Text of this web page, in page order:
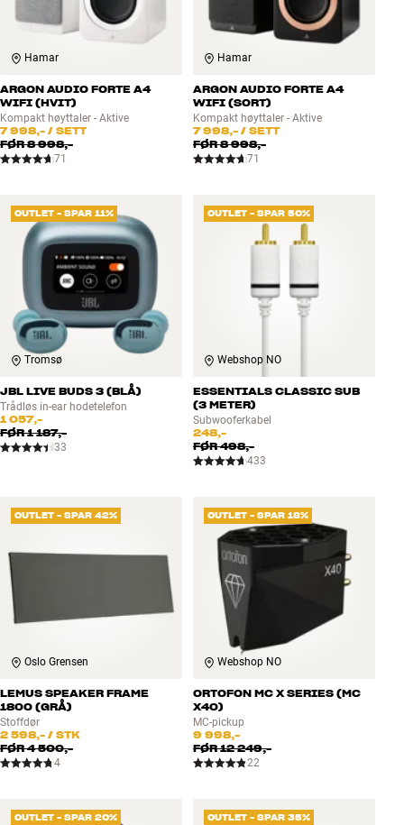
Hamar
ARGON AUDIO FORTE A4
WIFI (HVIT)
Kompakt høyttaler - Aktive
7 998,- / SETT
FØR8 998,-
71
Hamar
ARGON AUDIO FORTE A4
WIFI (SORT)
Kompakt høyttaler - Aktive
7 998,- / SETT
FØR8 998,-
71
OUTLET - SPAR 11%
Tromsø
JBL LIVE BUDS 3 (BLÅ)
Trådløs in-ear hodetelefon
1 057,-
FØR1 187,-
33
OUTLET - SPAR 50%
Webshop NO
ESSENTIALS CLASSIC SUB
(3 METER)
Subwooferkabel
248,-
FØR498,-
433
OUTLET - SPAR 42%
Oslo Grensen
LEMUS SPEAKER FRAME
1800 (GRÅ)
Stoffdør
2 598,- / STK
FØR4 500,-
4
OUTLET - SPAR 18%
Webshop NO
ORTOFON MC X SERIES (MC
X40)
MC-pickup
9 998,-
FØR12 249,-
22
OUTLET - SPAR 20% OUTLET - SPAR 35%